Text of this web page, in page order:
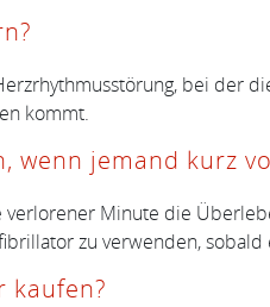
bei der
kommt.
wenn jemand kurz
verlorener Minute die
zu verwenden, sobald
kaufen?